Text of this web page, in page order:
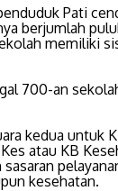
Pati
berjumlah
memiliki
700-an
kedua untuk
atau KB
kesehatan.